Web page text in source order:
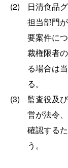
(2)
日清食品
担当部門
要案件に
裁権限者
る場合は
る。
(3)
監査役及
営が法令
確認する
う。